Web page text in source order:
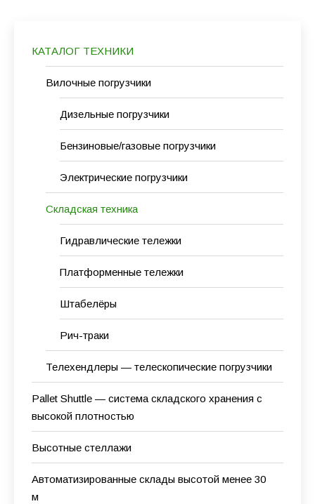
КАТАЛОГ ТЕХНИКИ
Вилочные погрузчики
Дизельные погрузчики
Бензиновые/газовые погрузчики
Электрические погрузчики
Складская техника
Гидравлические тележки
Платформенные тележки
Штабелёры
Рич-траки
Телехендлеры — телескопические погрузчики
Pallet Shuttle — система складского хранения с
высокой плотностью
Высотные стеллажи
Автоматизированные склады высотой менее 30
м